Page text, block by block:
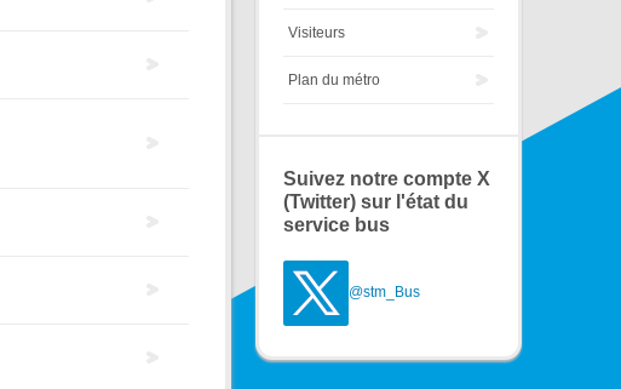
Visiteurs
Plan du métro
Suivez notre compte X
(Twitter) sur l'état du
service bus
@stm_Bus